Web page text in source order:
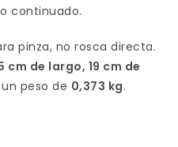
continuado.
pinza, no rosca directa.
cm de largo, 19 cm de
peso de 0,373 kg.